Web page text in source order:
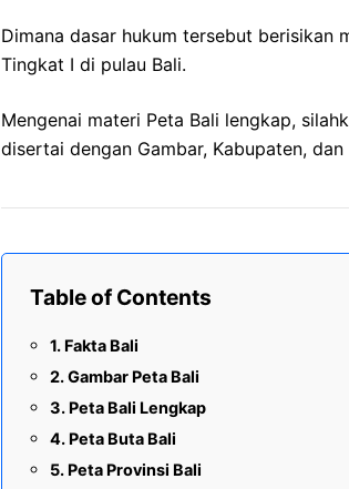
Dimana dasar hukum tersebut berisikan
Tingkat I di pulau Bali.
Mengenai materi Peta Bali lengkap,
disertai dengan Gambar, Kabupaten,
Table of Contents
Fakta Bali
Gambar Peta Bali
Peta Bali Lengkap
Peta Buta Bali
Peta Provinsi Bali